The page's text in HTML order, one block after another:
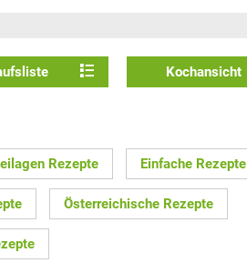
Kochansicht
Rezepte Einfache Rezepte
Österreichische Rezepte